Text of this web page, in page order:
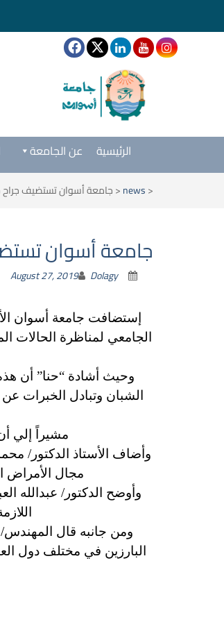
عن الجامعة الرئيسية
<
news
<جامعة أسوان تستضيف
جامعة أسوان
August 27, 2019 Dolagy
إستضافت جامعة أسوان
الجامعي لمناظرة الحالات
وحيث أشادة “حنا” أن
الشبان وتبادل الخبرات
مشيراً إلي
وأضاف الأستاذ الدكتور/
مجال الأمراض
وأوضح الدكتور/ عبدالله
ومن جانبه قال